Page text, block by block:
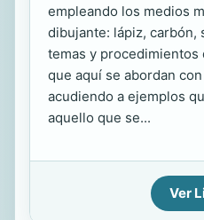
empleando los medios
dibujante: lápiz, carbón,
temas y
que aquí se abordan
acudiendo a ejemplos
aquello que se...
Ver